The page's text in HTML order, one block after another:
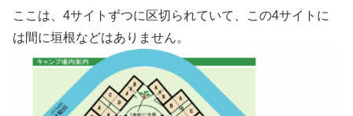
ここは、4サイトずつに区切られていて、この4サイトに
は間に垣根などはありません。